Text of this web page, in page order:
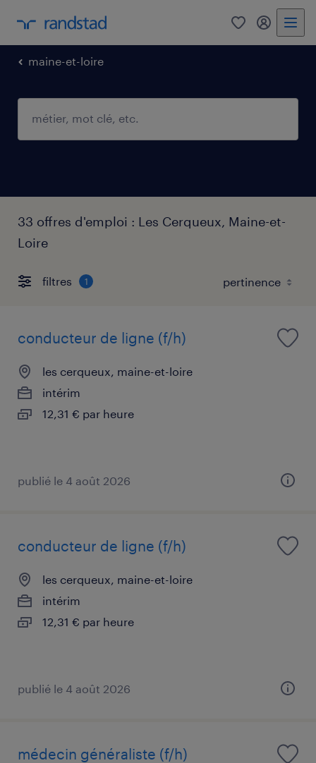
0 mon
maine-et-loire
33 offres d'emploi : Les Cerqueux, Maine-et-
Loire
filtres 1
conducteur de ligne (f/h)
les cerqueux, maine-et-loire
intérim
12,31 € par heure
publié le 4 août 2026
conducteur de ligne (f/h)
les cerqueux, maine-et-loire
intérim
12,31 € par heure
publié le 4 août 2026
médecin généraliste (f/h)